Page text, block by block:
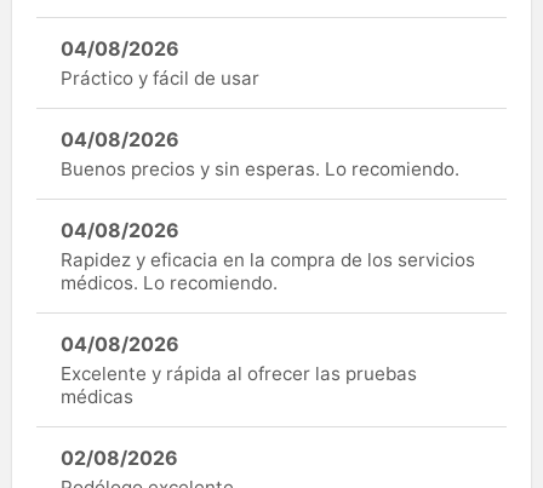
04/08/2026
Práctico y fácil de usar
04/08/2026
Buenos precios y sin esperas. Lo recomiendo.
04/08/2026
Rapidez y eficacia en la compra de los servicios
médicos. Lo recomiendo.
04/08/2026
Excelente y rápida al ofrecer las pruebas
médicas
02/08/2026